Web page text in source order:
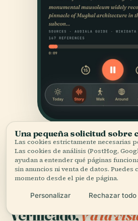
FUENTES
Verificado,y a la
Una pequeña solicitud sobre
Las cookies estrictamente necesarias
Las cookies de análisis (PostHog,
ayudan a entender qué páginas
sin anuncios ni venta de datos. Puedes
momento desde el pie de página.
Personalizar Rechazar todo